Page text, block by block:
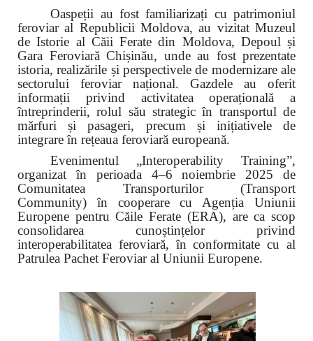
Oaspeții au fost familiarizați cu patrimoniul
feroviar al Republicii Moldova, au vizitat Muzeul
de Istorie al Căii Ferate din Moldova, Depoul și
Gara Feroviară Chișinău, unde au fost prezentate
istoria, realizările și perspectivele de modernizare ale
sectorului feroviar național. Gazdele au oferit
informații privind activitatea operațională a
întreprinderii, rolul său strategic în transportul de
mărfuri și pasageri, precum și inițiativele de
integrare în rețeaua feroviară europeană.
Evenimentul „Interoperability Training”,
organizat în perioada 4–6 noiembrie 2025 de
Comunitatea Transporturilor (Transport
Community) în cooperare cu Agenția Uniunii
Europene pentru Căile Ferate (ERA), are ca scop
consolidarea cunoștințelor privind
interoperabilitatea feroviară, în conformitate cu al
Patrulea Pachet Feroviar al Uniunii Europene.